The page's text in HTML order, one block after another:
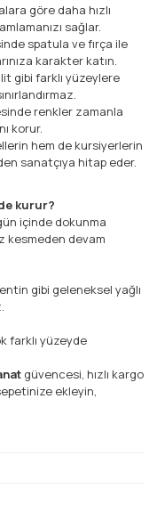
göre daha hızlı
sağlar.
spatula ve fırça ile
karakter katın.
gibi farklı yüzeylere
renkler zamanla
korur.
hem de kursiyerlerin
sanatçıya hitap eder.
kurur?
içinde dokunma
kesmeden devam
gibi geleneksel yağlı
farklı yüzeyde
güvencesi, hızlı kargo
ekleyin,